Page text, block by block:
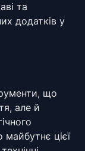
та
додатків у
що
але й
цієї